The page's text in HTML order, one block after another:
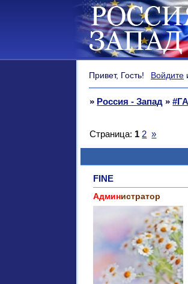
Привет, Гость! Войдите
» Россия - Запад »
Страница: 1 2 »
FINE
Администратор